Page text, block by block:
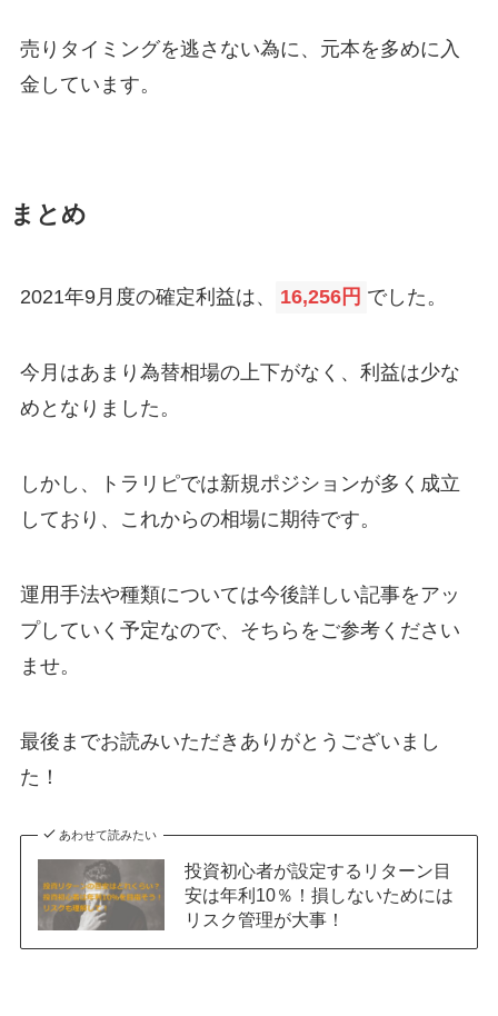
売りタイミングを逃さない為に、元本を多めに入
金しています。
まとめ
2021年9月度の確定利益は、 16,256円 でした。
今月はあまり為替相場の上下がなく、利益は少な
めとなりました。
しかし、トラリピでは新規ポジションが多く成立
しており、これからの相場に期待です。
運用手法や種類については今後詳しい記事をアッ
プしていく予定なので、そちらをご参考ください
ませ。
最後までお読みいただきありがとうございまし
た！
あわせて読みたい
投資初心者が設定するリターン目
安は年利10％！損しないためには
リスク管理が大事！